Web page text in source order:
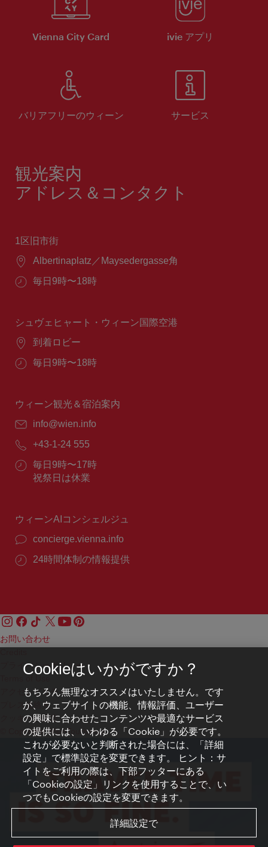
Vienna City Card ivie アプリ
バリアフリーのウィーン サービス
観光案内
アドレス＆コンタクト
1区旧市街
場
Albertinaplatz／Maysedergasse角
営
間：
毎日9時〜18時
シュヴェヒャート・ウィーン国際空港
場
到着ロビー
営
間：
毎日9時〜18時
ウィーン観光＆宿泊案内
E
ー
ル：
info@wien.info
電
番
号：
+43-1-24 555
営
業
毎日9時〜17時
祝祭日は休業
ウィーンAIコンシェルジュ
concierge.vienna.info
24時間体制の情報提供
お問い合わせ
プライバシーポリシー
アクセシビリティ
プレス連絡先
クッキーの設定
© Copyright WienTourismus
Cookieはいかがですか？
もちろん無理なオススメはいたしません。です
が、ウェブサイトの機能、情報評価、ユーザー
の興味に合わせたコンテンツや最適なサービス
の提供には、いわゆる「Cookie」が必要です。
これが必要ないと判断された場合には、「詳細
設定」で標準設定を変更できます。 ヒント：サ
イトをご利用の際は、下部フッターにある
「Cookieの設定」リンクを使用することで、い
つでもCookieの設定を変更できます。
詳細設定で